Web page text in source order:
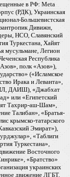
в РФ: Meta
(РДК), Украинская
Большевистская
Дивижн,
НСО, Славянский
Туркестана, Хайят
мусульмане, Легион
Республика
полк «Азов»),
(«Исламское
Ирака и Леванта»,
ДАИШ), «Джабхат
или «Египетский
Тахрир-аш-Шам»,
Талибан», «Братья-
крымско-татарского
Эмират»),
«Таблиги
Туркестана»,
Восточного
«Братство»
украинских
движение ЛГБТ,